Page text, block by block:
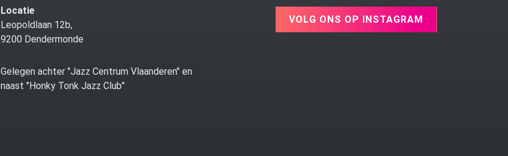
Locatie
Leopoldlaan 12b,
9200 Dendermonde
Gelegen achter "Jazz Centrum Vlaanderen" en
naast "Honky Tonk Jazz Club"
VOLG ONS OP INSTAGRAM